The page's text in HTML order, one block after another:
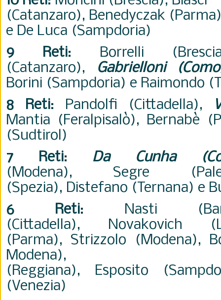
(Catanzaro), Benedyczak
e De Luca (Sampdoria)
9 Reti: Borrelli
(Catanzaro),
Gabrielloni
Borini (Sampdoria) e Raimondo
8 Reti: Pandolfi (Cittadella),
Mantia (Feralpisalò), Bernabè
(Sudtirol)
7 Reti: Da Cunha
(Modena), Segre
(Spezia), Distefano (Ternana) e
6 Reti: Nasti
(Cittadella), Novakovich
(Parma), Strizzolo (Modena),
(Reggiana), Esposito
(Venezia)